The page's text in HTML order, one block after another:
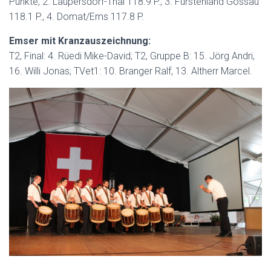
118.1 P., 4. Domat/Ems 117.8 P.
Emser mit Kranzauszeichnung:
T2, Final: 4. Rüedi Mike-David; T2, Gruppe B: 15. Jörg Andri,
16. Willi Jonas; TVet1: 10. Branger Ralf, 13. Altherr Marcel.